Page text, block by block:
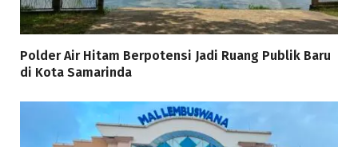
Polder Air Hitam Berpotensi Jadi Ruang Publik Baru
di Kota Samarinda